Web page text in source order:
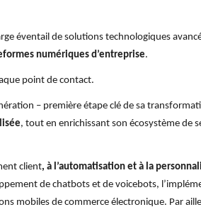
éventail de solutions technologiques
numériques d’entreprise.
point de contact.
– première étape clé de sa
, tout en enrichissant son écosystème de
client, à l’automatisation et à la
de chatbots et de voicebots,
mobiles de commerce électronique. Par